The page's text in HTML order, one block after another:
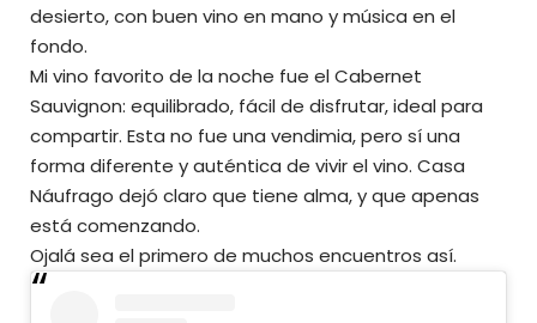
desierto, con buen vino en mano y música en el
fondo.
Mi vino favorito de la noche fue el Cabernet
Sauvignon: equilibrado, fácil de disfrutar, ideal para
compartir. Esta no fue una vendimia, pero sí una
forma diferente y auténtica de vivir el vino. Casa
Náufrago dejó claro que tiene alma, y que apenas
está comenzando.
Ojalá sea el primero de muchos encuentros así.